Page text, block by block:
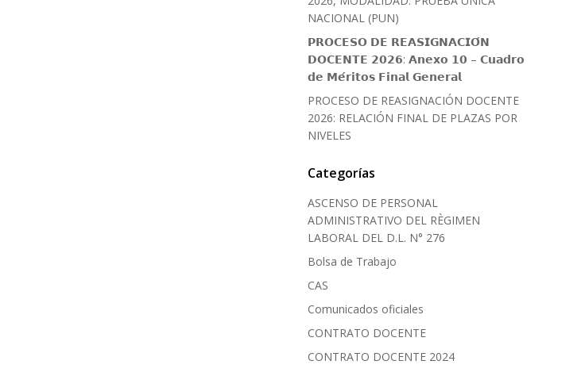
NACIONAL (PUN)
𝗣𝗥𝗢𝗖𝗘𝗦𝗢 𝗗𝗘 𝗥𝗘𝗔𝗦𝗜𝗚𝗡𝗔𝗖𝗜𝗢́𝗡
𝗗𝗢𝗖𝗘𝗡𝗧𝗘 𝟮𝟬𝟮𝟲: 𝗔𝗻𝗲𝘅𝗼 𝟭𝟬 – 𝗖𝘂𝗮𝗱𝗿𝗼
𝗱𝗲 𝗠𝗲́𝗿𝗶𝘁𝗼𝘀 𝗙𝗶𝗻𝗮𝗹 𝗚𝗲𝗻𝗲𝗿𝗮𝗹
PROCESO DE REASIGNACIÓN DOCENTE
2026: RELACIÓN FINAL DE PLAZAS POR
NIVELES
Categorías
ASCENSO DE PERSONAL
ADMINISTRATIVO DEL RÈGIMEN
LABORAL DEL D.L. N° 276
Bolsa de Trabajo
CAS
Comunicados oficiales
CONTRATO DOCENTE
CONTRATO DOCENTE 2024